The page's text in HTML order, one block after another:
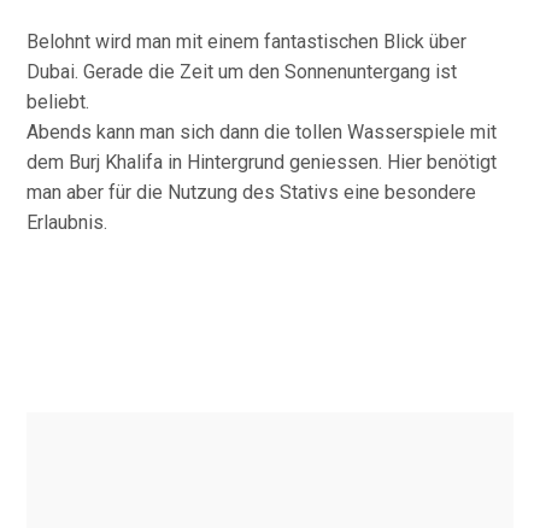
Belohnt wird man mit einem fantastischen Blick über
Dubai. Gerade die Zeit um den Sonnenuntergang ist
beliebt.
Abends kann man sich dann die tollen Wasserspiele mit
dem Burj Khalifa in Hintergrund geniessen. Hier benötigt
man aber für die Nutzung des Stativs eine besondere
Erlaubnis.